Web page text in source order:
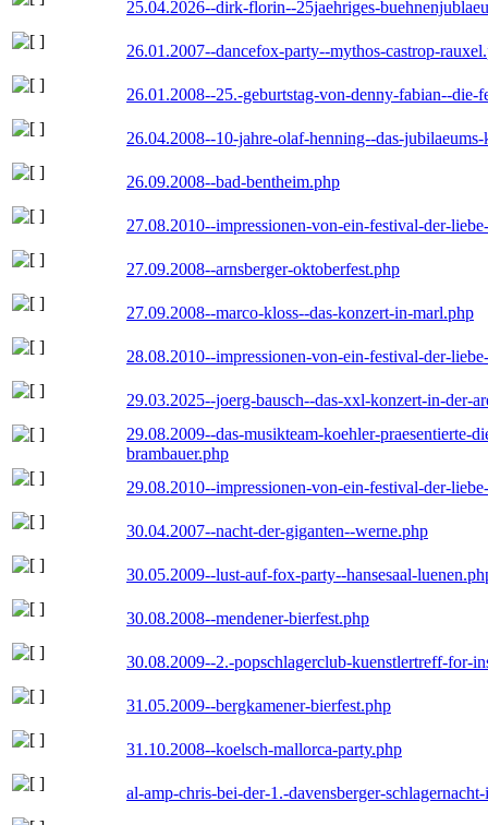
25.04.2026--dirk-florin--25jaehriges-
26.01.2007--dancefox-party--mythos-castrop-
26.01.2008--25.-geburtstag-von-denny-fabian--die-
26.04.2008--10-jahre-olaf-henning--das-
26.09.2008--bad-bentheim.php
27.08.2010--impressionen-von-ein-festival-der-
27.09.2008--arnsberger-oktoberfest.php
27.09.2008--marco-kloss--das-konzert-in-marl.php
28.08.2010--impressionen-von-ein-festival-der-
29.03.2025--joerg-bausch--das-xxl-konzert-in-der-
29.08.2009--das-musikteam-koehler-praesentierte-
brambauer.php
29.08.2010--impressionen-von-ein-festival-der-
30.04.2007--nacht-der-giganten--werne.php
30.05.2009--lust-auf-fox-party--hansesaal-
30.08.2008--mendener-bierfest.php
30.08.2009--2.-popschlagerclub-kuenstlertreff-for-
31.05.2009--bergkamener-bierfest.php
31.10.2008--koelsch-mallorca-party.php
al-amp-chris-bei-der-1.-davensberger-